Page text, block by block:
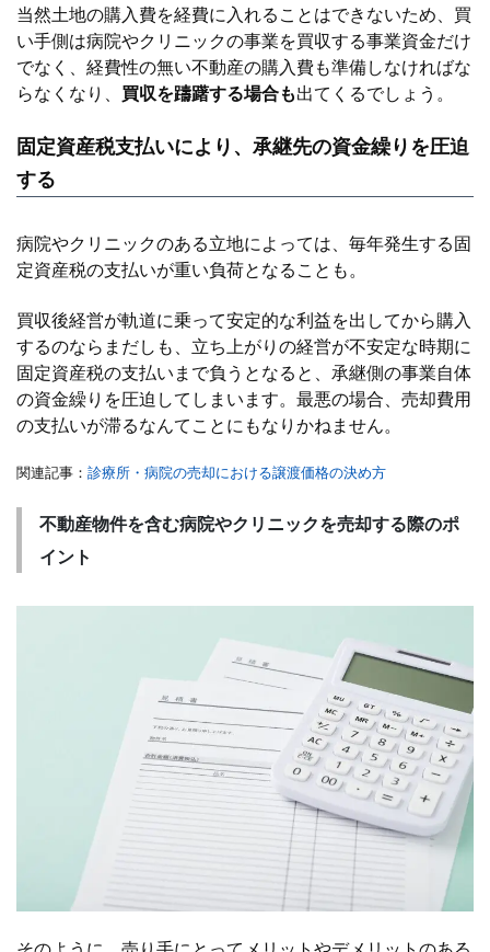
当然土地の購入費を経費に入れることはできないため、買
い手側は病院やクリニックの事業を買収する事業資金だけ
でなく、経費性の無い不動産の購入費も準備しなければな
らなくなり、 買収を躊躇する場合も出てくるでしょう。
固定資産税支払いにより、承継先の資金繰りを圧迫
する
病院やクリニックのある立地によっては、毎年発生する固
定資産税の支払いが重い負荷となることも。
買収後経営が軌道に乗って安定的な利益を出してから購入
するのならまだしも、立ち上がりの経営が不安定な時期に
固定資産税の支払いまで負うとなると、承継側の事業自体
の資金繰りを圧迫してしまいます。最悪の場合、売却費用
の支払いが滞るなんてことにもなりかねません。
関連記事： 診療所・病院の売却における譲渡価格の決め方
不動産物件を含む病院やクリニックを売却する際のポ
イント